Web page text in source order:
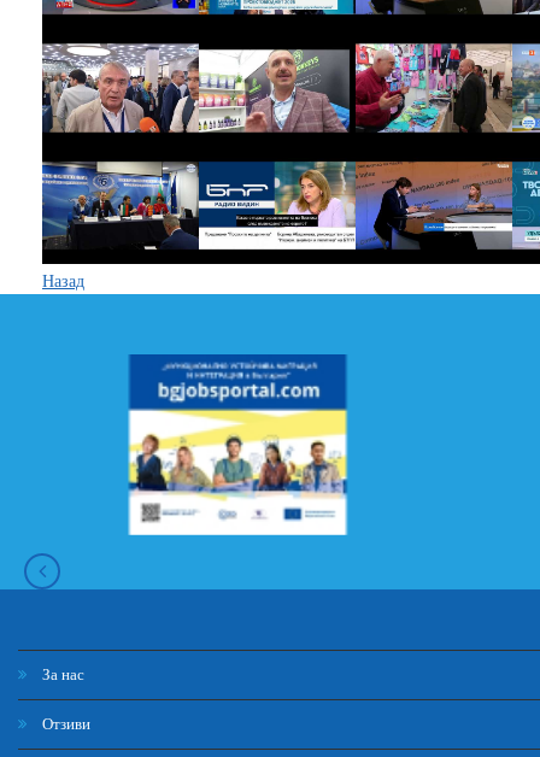
Назад
За нас
Отзиви